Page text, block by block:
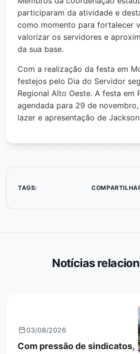
participaram da atividade e
como momento para fortalecer
valorizar os servidores e
da sua base.
Com a realização da festa em
festejos pelo Dia do Servidor
Regional Alto Oeste. A festa em
agendada para 29 de
lazer e apresentação de
TAGS:
Notícias
03/08/2026
Com pressão de sindicatos,